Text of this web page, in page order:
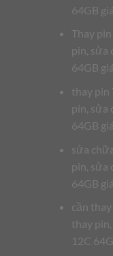
64GB
Thay
pin, sửa
64GB
thay pin
pin, sửa
64GB
sửa
pin, sửa
64GB
cần
thay
12C